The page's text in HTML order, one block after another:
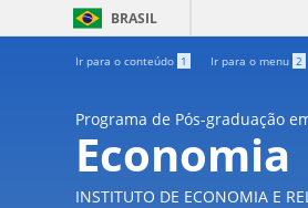
BRASIL
Ir para o conteúdo 1 Ir para o menu 2
Programa de Pós-graduação
Economia
INSTITUTO DE ECONOMIA E